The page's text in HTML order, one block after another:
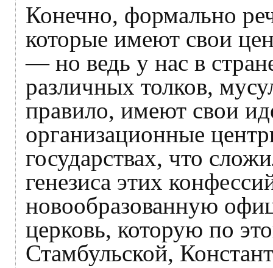
Конечно, формально
которые имеют свои
— но ведь у нас в
различных толков,
правило, имеют свои
организационные
государствах, что
генезиса этих
новообразованную
церковь, которую по
Стамбульской,